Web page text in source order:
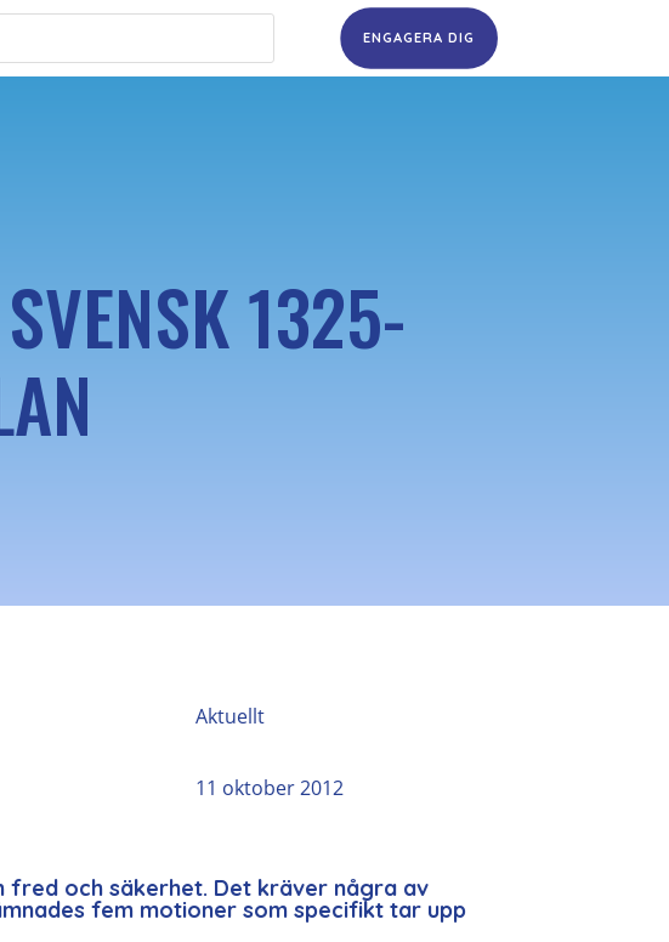
ENGAGERA DIG
1325-
Aktuellt
11 oktober 2012
fred och säkerhet. Det kräver några av
fem motioner som specifikt tar upp